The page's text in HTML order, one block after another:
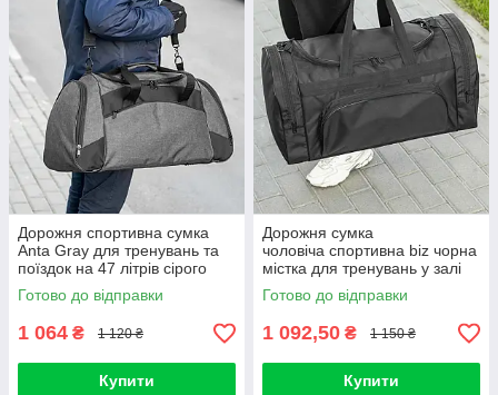
Дорожня спортивна сумка
Anta Gray для тренувань та
поїздок на 47 літрів сірого
кольору
Готово до відправки
1 064 ₴ 1 120 ₴
Купити
Дорожня сумка
чоловіча спортивна biz чорна
містка для тренувань у залі
та подорожей на 60 литров
Готово до відправки
1 092,50 ₴ 1 150 ₴
Купити